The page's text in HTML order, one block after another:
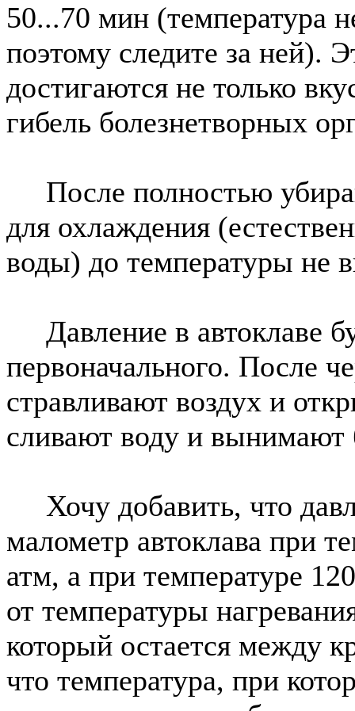
50...70 мин (температура
поэтому следите за ней).
достигаются не только
гибель болезнетворных
После полностью
для охлаждения
воды) до температуры не
Давление в автоклаве
первоначального. После
стравливают воздух и
сливают воду и вынимают
Хочу добавить, что
малометр автоклава при
атм, а при температуре
от температуры
который остается между
что температура, при